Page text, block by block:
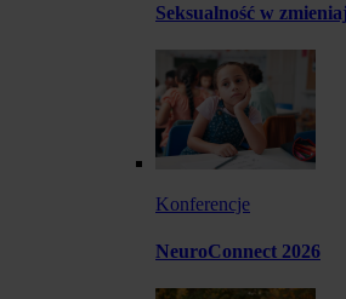
Seksualność w
Konferencje
NeuroConnect 2026